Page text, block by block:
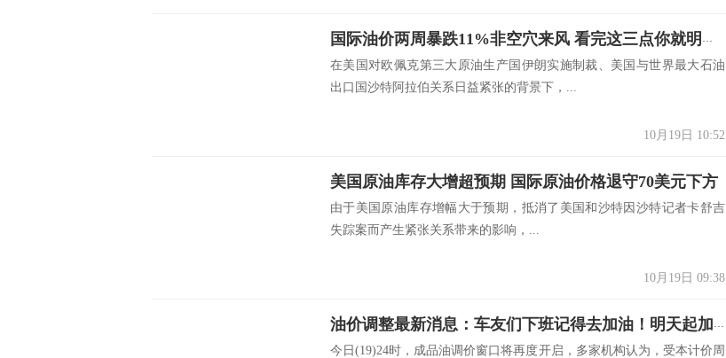
国际油价两周暴跌11%非空穴来风 看完这三点你就明白了！
在美国对欧佩克第三大原油生产国伊朗实施制裁、美国与世界最大石油
出口国沙特阿拉伯关系日益紧张的背景下，...
10月19日 10:52
美国原油库存大增超预期 国际原油价格退守70美元下方
由于美国原油库存增幅大于预期，抵消了美国和沙特因沙特记者卡舒吉
失踪案而产生紧张关系带来的影响，...
10月19日 09:38
油价调整最新消息：车友们下班记得去加油！明天起加满一箱可能要多花6.5元
今日(19)24时，成品油调价窗口将再度开启，多家机构认为，受本计价周